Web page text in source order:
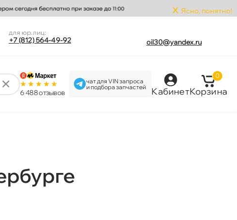
x Ясно, понятно!
для юр.лиц:
+7 (812) 564-49-92 oil30@yandex.ru
6 488 отзыво
чат для VIN запроса
и подбора запчастей
Кабинет
0
Корзина